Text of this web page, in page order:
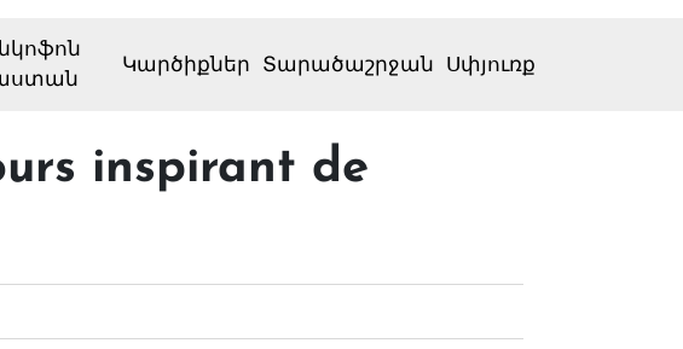
Կարծիքներ Տարածաշրջան Սփյուռք
inspirant de